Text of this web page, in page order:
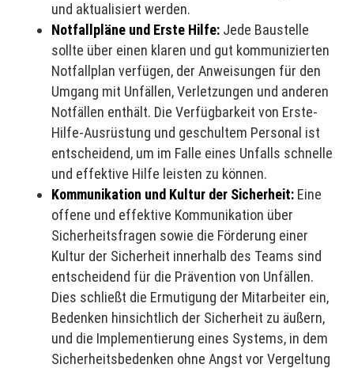
und aktualisiert werden.
Notfallpläne und Erste Hilfe: Jede Baustelle
sollte über einen klaren und gut kommunizierten
Notfallplan verfügen, der Anweisungen für den
Umgang mit Unfällen, Verletzungen und anderen
Notfällen enthält. Die Verfügbarkeit von Erste-
Hilfe-Ausrüstung und geschultem Personal ist
entscheidend, um im Falle eines Unfalls schnelle
und effektive Hilfe leisten zu können.
Kommunikation und Kultur der Sicherheit: Eine
offene und effektive Kommunikation über
Sicherheitsfragen sowie die Förderung einer
Kultur der Sicherheit innerhalb des Teams sind
entscheidend für die Prävention von Unfällen.
Dies schließt die Ermutigung der Mitarbeiter ein,
Bedenken hinsichtlich der Sicherheit zu äußern,
und die Implementierung eines Systems, in dem
Sicherheitsbedenken ohne Angst vor Vergeltung